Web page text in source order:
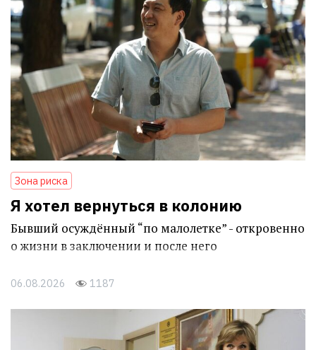
Зона риска
Я хотел вернуться в колонию
Бывший осуждённый “по малолетке” - откровенно
о жизни в заключении и после него
06.08.2026 1187